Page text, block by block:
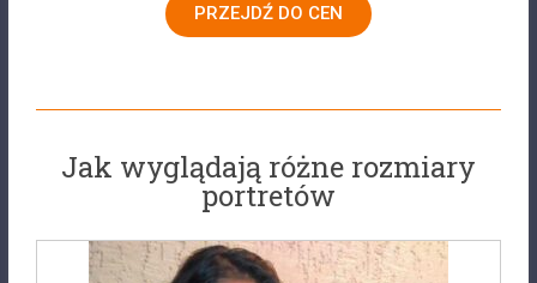
PRZEJDŹ DO CEN
Jak wyglądają różne rozmiary
portretów